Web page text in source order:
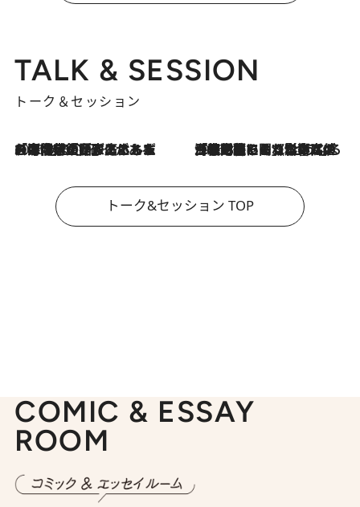
TALK & SESSION
トーク＆セッション
2026.8.3
「今後値上げがあるとすれば…」「リスクがあるのは今年の冬」エネルギー専門家が語る、ホルムズ海峡封鎖が家庭にもたらす“ある心配” 2026.8.3
「住宅建てられない…」「サーチャージ料の高値が続いている」ホルムズ海峡封鎖による影響はいつまで続く？《エネルギー専門家に聞く“どうなる日本の暮らし”》
トーク&セッション TOP
COMIC & ESSAY
ROOM